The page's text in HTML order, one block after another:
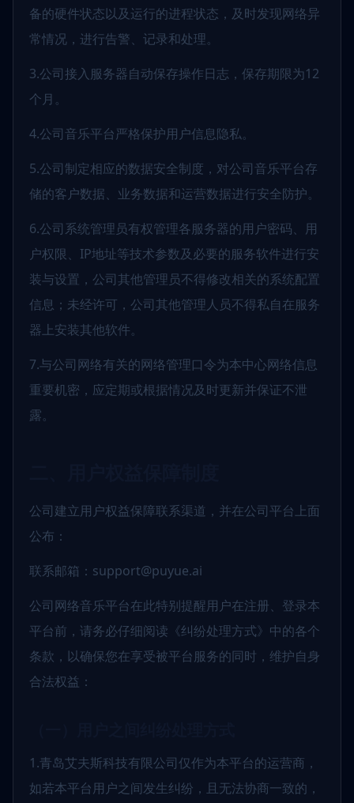
备的硬件状态以及运行的进程状态，及时发现网络异
常情况，进行告警、记录和处理。
3.公司接入服务器自动保存操作日志，保存期限为12
个月。
4.公司音乐平台严格保护用户信息隐私。
5.公司制定相应的数据安全制度，对公司音乐平台存
储的客户数据、业务数据和运营数据进行安全防护。
6.公司系统管理员有权管理各服务器的用户密码、用
户权限、IP地址等技术参数及必要的服务软件进行安
装与设置，公司其他管理员不得修改相关的系统配置
信息；未经许可，公司其他管理人员不得私自在服务
器上安装其他软件。
7.与公司网络有关的网络管理口令为本中心网络信息
重要机密，应定期或根据情况及时更新并保证不泄
露。
公司建立用户权益保障联系渠道，并在公司平台上面
公布：
联系邮箱：support@puyue.ai
公司网络音乐平台在此特别提醒用户在注册、登录本
平台前，请务必仔细阅读《纠纷处理方式》中的各个
条款，以确保您在享受被平台服务的同时，维护自身
合法权益：
1.青岛艾夫斯科技有限公司仅作为本平台的运营商，
如若本平台用户之间发生纠纷，且无法协商一致的，